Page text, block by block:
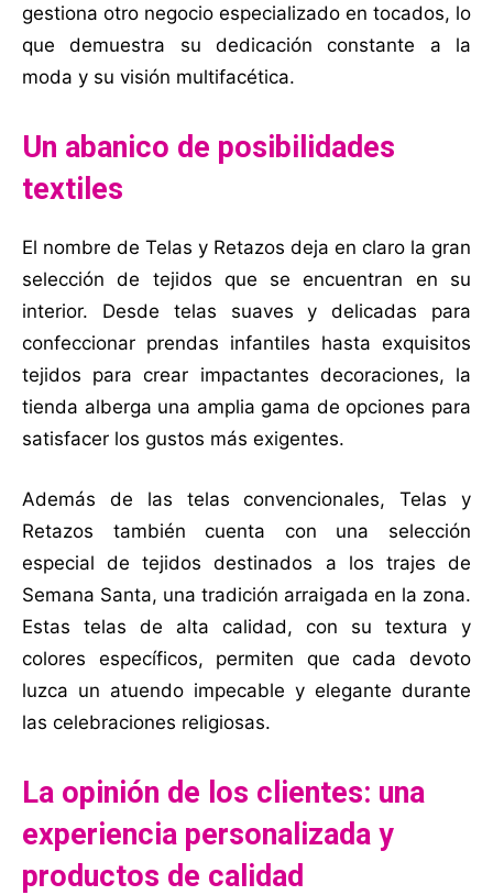
gestiona otro negocio especializado en tocados, lo
que demuestra su dedicación constante a la
moda y su visión multifacética.
Un abanico de posibilidades
textiles
El nombre de Telas y Retazos deja en claro la gran
selección de tejidos que se encuentran en su
interior. Desde telas suaves y delicadas para
confeccionar prendas infantiles hasta exquisitos
tejidos para crear impactantes decoraciones, la
tienda alberga una amplia gama de opciones para
satisfacer los gustos más exigentes.
Además de las telas convencionales, Telas y
Retazos también cuenta con una selección
especial de tejidos destinados a los trajes de
Semana Santa, una tradición arraigada en la zona.
Estas telas de alta calidad, con su textura y
colores específicos, permiten que cada devoto
luzca un atuendo impecable y elegante durante
las celebraciones religiosas.
La opinión de los clientes: una
experiencia personalizada y
productos de calidad